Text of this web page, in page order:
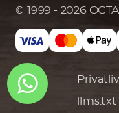
© 1999 - 2026
llms.txt